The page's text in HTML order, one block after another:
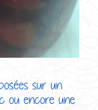
sur un
ou encore une